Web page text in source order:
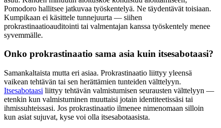
Pomodoro hallitsee jatkuvaa työskentelyä. Ne täydentävät toisiaan.
Kumpikaan ei käsittele tunnejuurta — siihen
prokrastinaatioauditointi tai valmentajan kanssa työskentely menee
syvemmälle.
Onko prokrastinaatio sama asia kuin itsesabotaasi?
Samankaltaista mutta eri asiaa. Prokrastinaatio liittyy yleensä
vaikean tehtävän tai sen herättämien tunteiden välttelyyn.
Itsesabotaasi liittyy tehtävän valmistumisen seurausten välttelyyn —
etenkin kun valmistuminen muuttaisi jotain identiteetissäsi tai
ihmissuhteissasi. Jos prokrastinaatio ilmenee nimenomaan silloin
kun asiat sujuvat, kyse voi olla itsesabotaasista.